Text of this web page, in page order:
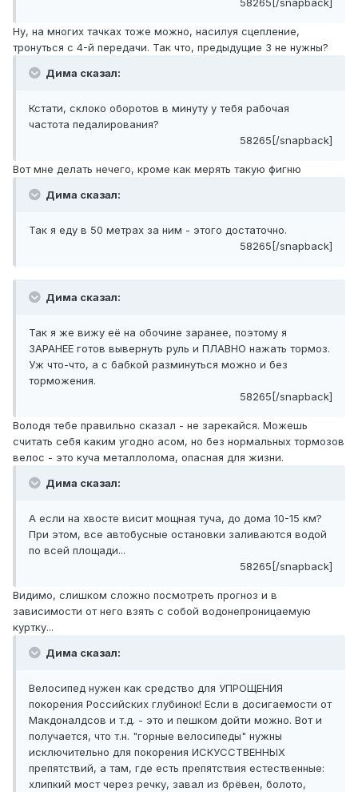
58265[/snapback]
Ну, на многих тачках тоже можно, насилуя сцепление,
тронуться с 4-й передачи. Так что, предыдущие 3 не нужны?
Дима сказал:
Кстати, склоко оборотов в минуту у тебя рабочая
частота педалирования?
58265[/snapback]
Вот мне делать нечего, кроме как мерять такую фигню
Дима сказал:
Так я еду в 50 метрах за ним - этого достаточно.
58265[/snapback]
Дима сказал:
Так я же вижу её на обочине заранее, поэтому я
ЗАРАНЕЕ готов вывернуть руль и ПЛАВНО нажать тормоз.
Уж что-что, а с бабкой разминуться можно и без
торможения.
58265[/snapback]
Володя тебе правильно сказал - не зарекайся. Можешь
считать себя каким угодно асом, но без нормальных тормозов
велос - это куча металлолома, опасная для жизни.
Дима сказал:
А если на хвосте висит мощная туча, до дома 10-15 км?
При этом, все автобусные остановки заливаются водой
по всей площади...
58265[/snapback]
Видимо, слишком сложно посмотреть прогноз и в
зависимости от него взять с собой водонепроницаемую
куртку...
Дима сказал:
Велосипед нужен как средство для УПРОЩЕНИЯ
покорения Российских глубинок! Если в досигаемости от
Макдоналдсов и т.д. - это и пешком дойти можно. Вот и
получается, что т.н. "горные велосипеды" нужны
исключительно для покорения ИСКУССТВЕННЫХ
препятствий, а там, где есть препятствия естественные:
хлипкий мост через речку, завал из брёвен, болото,